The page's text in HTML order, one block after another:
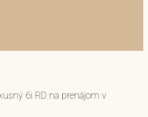
6i RD na prenájom v